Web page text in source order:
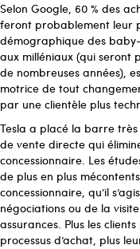
Selon Google, 60 % des
feront probablement leur
démographique des
aux milléniaux (qui seront
de nombreuses années),
motrice de tout
par une clientèle plus
Tesla a placé la barre
de vente directe qui
concessionnaire. Les
de plus en plus
concessionnaire, qu’il
négociations ou de la
assurances. Plus les
processus d’achat, plus